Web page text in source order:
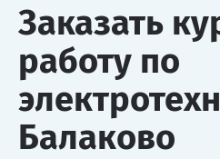
Заказать
работу по
Балаково